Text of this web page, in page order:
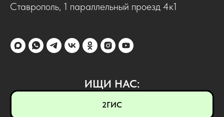
Ставрополь, 1 параллельный проезд 4к1
ИЩИ НАС:
2ГИС